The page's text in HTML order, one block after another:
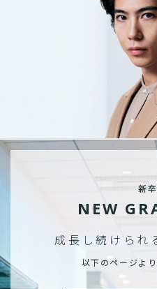
新
NEW
成長し続けられ
以下のページよ